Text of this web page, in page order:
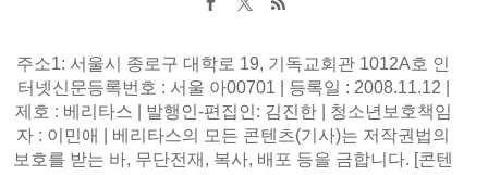
주소1: 서울시 종로구 대학로 19, 기독교회관 1012A호 인
터넷신문등록번호 : 서울 아00701 | 등록일 : 2008.11.12 |
제호 : 베리타스 | 발행인-편집인: 김진한 | 청소년보호책임
자 : 이민애 | 베리타스의 모든 콘텐츠(기사)는 저작권법의
보호를 받는 바, 무단전재, 복사, 배포 등을 금합니다. [콘텐